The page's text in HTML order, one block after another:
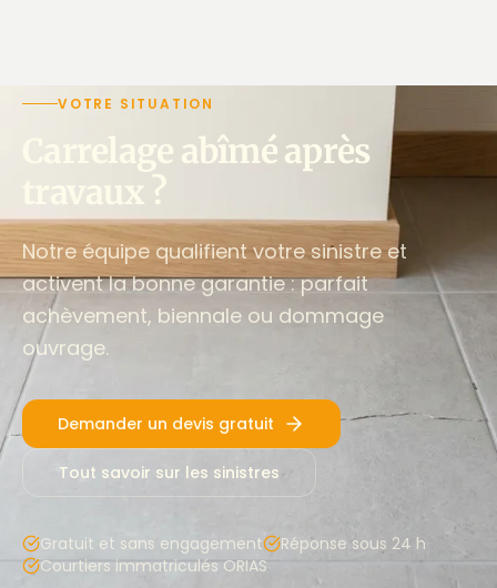
VOTRE SITUATION
Carrelage abîmé après
travaux ?
Notre équipe qualifient votre sinistre et
activent la bonne garantie : parfait
achèvement, biennale ou dommage
ouvrage.
Demander un devis gratuit
Tout savoir sur les sinistres
Gratuit et sans engagement
Réponse sous 24 h
Courtiers immatriculés ORIAS